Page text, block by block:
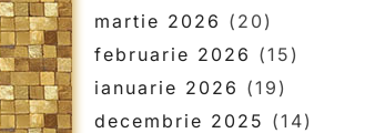
martie 2026 (20)
februarie 2026 (15)
ianuarie 2026 (19)
decembrie 2025 (14)